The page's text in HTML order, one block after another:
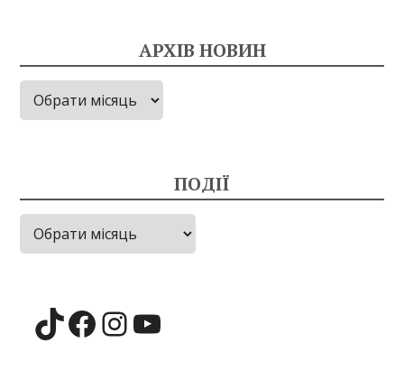
АРХІВ НОВИН
Архів
новин
ПОДІЇ
Події
TikTok
Facebook
Instagram
YouTube